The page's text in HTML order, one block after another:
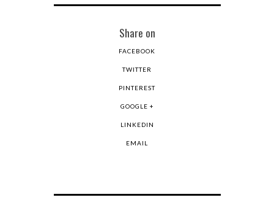
Share on
FACEBOOK
TWITTER
PINTEREST
GOOGLE +
LINKEDIN
EMAIL